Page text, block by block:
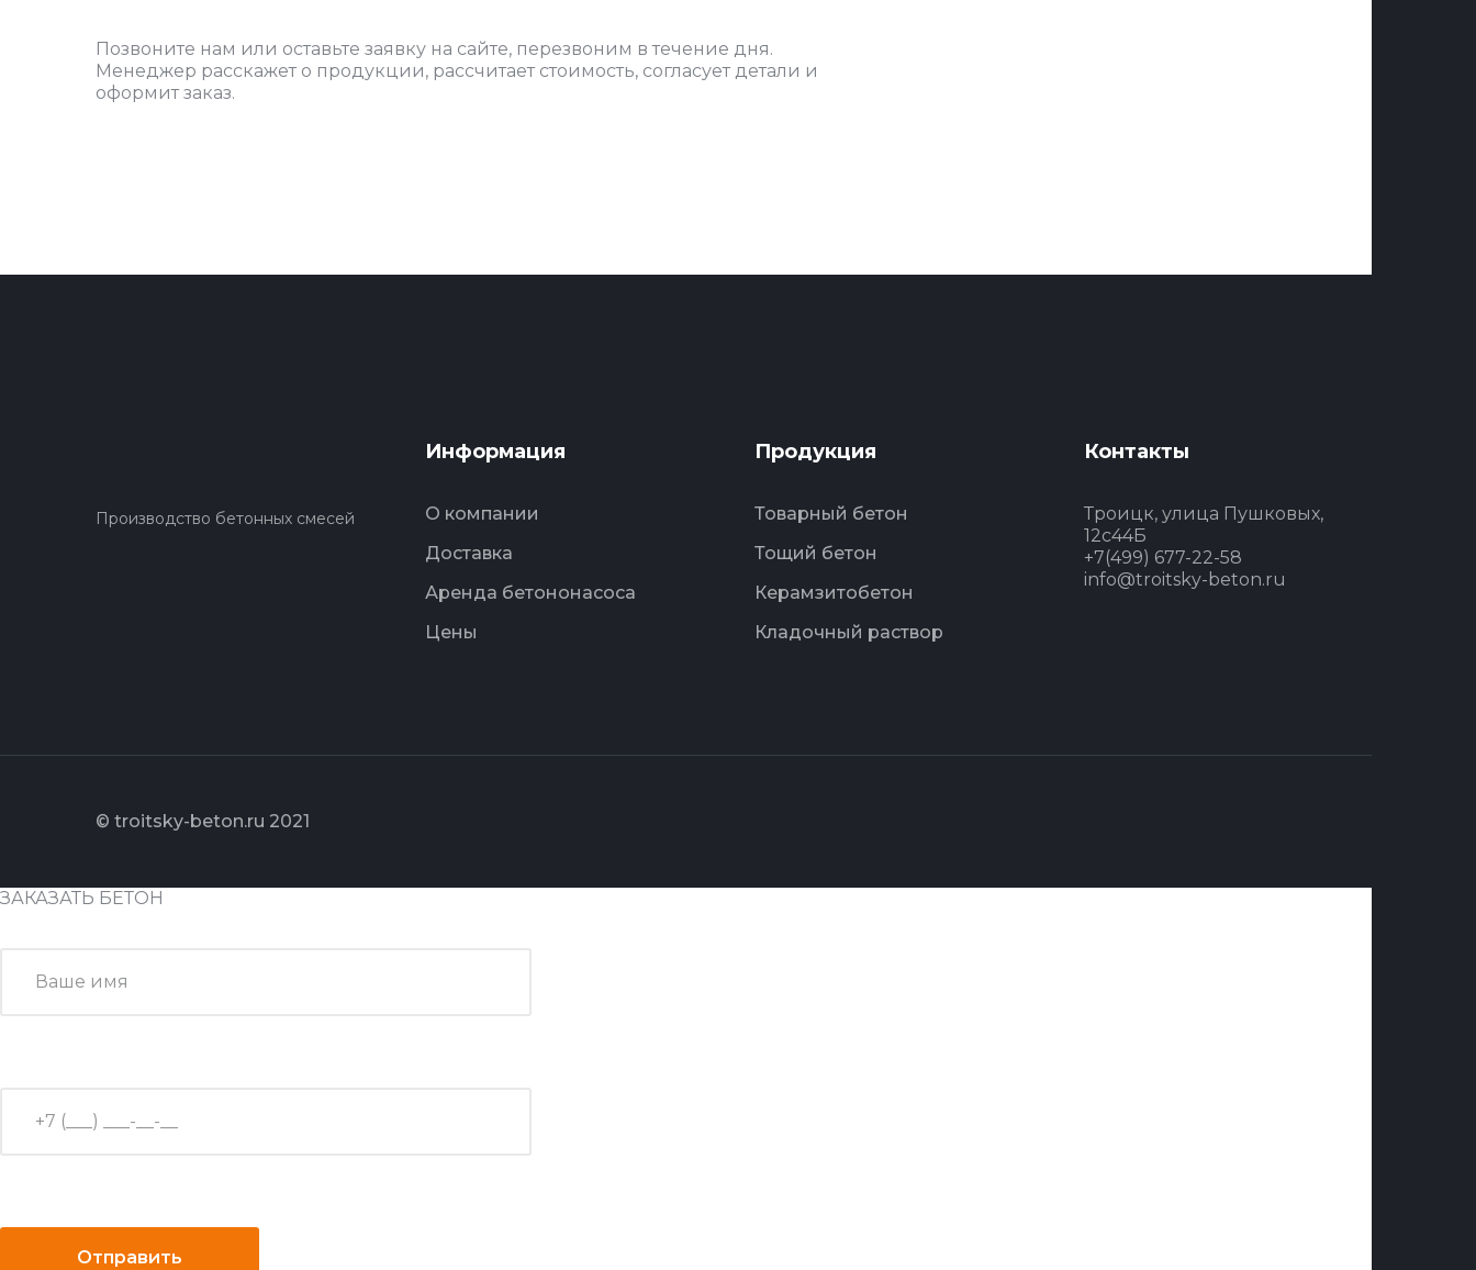
Позвоните нам или оставьте заявку на сайте, перезвоним в течение дня.
Менеджер расскажет о продукции, рассчитает стоимость, согласует детали и
оформит заказ.
Производство бетонных смесей
Информация
О компании
Доставка
Аренда бетононасоса
Цены
Продукция
Товарный бетон
Тощий бетон
Керамзитобетон
Кладочный раствор
Контакты
Троицк, улица Пушковых,
12с44Б
+7(499) 677-22-58
info@troitsky-beton.ru
© troitsky-beton.ru 2021
ЗАКАЗАТЬ БЕТОН
Отправить